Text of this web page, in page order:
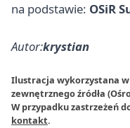
na podstawie: OSiR
Autor:krystian
Ilustracja wykorzystana
zewnętrznego źródła
W przypadku zastrzeżeń
kontakt.